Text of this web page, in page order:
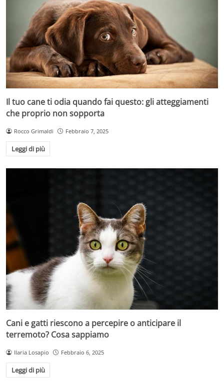
Il tuo cane ti odia quando fai questo: gli atteggiamenti
che proprio non sopporta
Rocco Grimaldi Febbraio 7, 2025
Leggi di più
Cani e gatti riescono a percepire o anticipare il
terremoto? Cosa sappiamo
Ilaria Losapio Febbraio 6, 2025
Leggi di più